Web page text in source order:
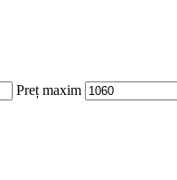
Preț maxim